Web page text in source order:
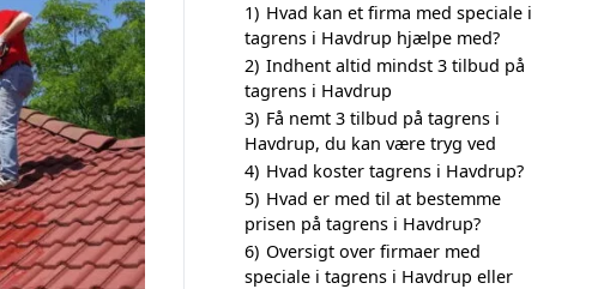
1) Hvad kan et firma med speciale i
tagrens i Havdrup hjælpe med?
2) Indhent altid mindst 3 tilbud på
tagrens i Havdrup
3) Få nemt 3 tilbud på tagrens i
Havdrup, du kan være tryg ved
4) Hvad koster tagrens i Havdrup?
5) Hvad er med til at bestemme
prisen på tagrens i Havdrup?
6) Oversigt over firmaer med
speciale i tagrens i Havdrup eller